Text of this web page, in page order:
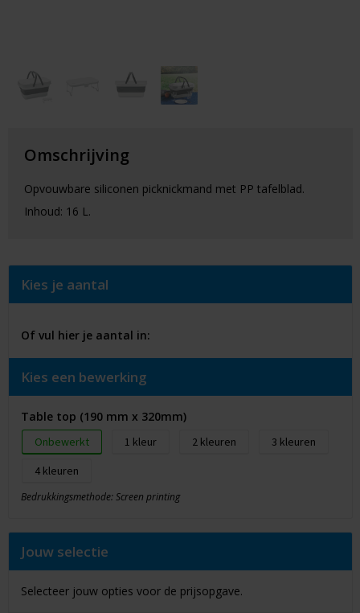
Omschrijving
Opvouwbare siliconen picknickmand met PP tafelblad.
Inhoud: 16 L.
Kies je aantal
Of vul hier je aantal in:
Kies een bewerking
Table top (190 mm x 320mm)
Onbewerkt 1 2
3
4
Bedrukkingsmethode: Screen printing
Jouw selectie
Selecteer jouw opties voor de prijsopgave.